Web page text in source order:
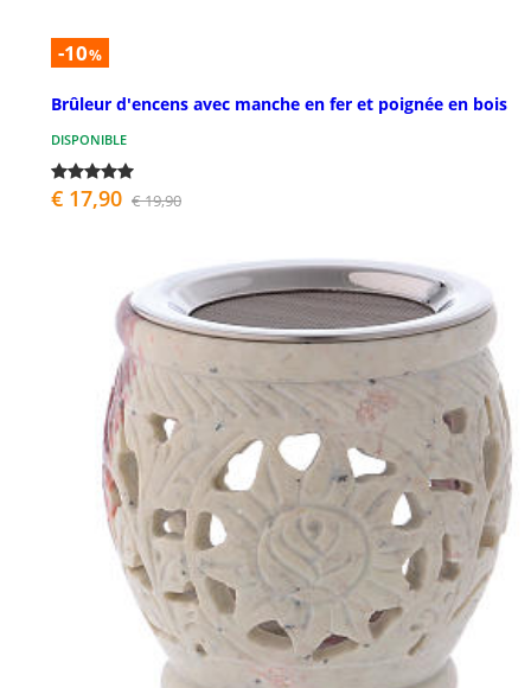
-10%
Brûleur d'encens avec manche en fer et poignée en bois
DISPONIBLE
€ 17,90 € 19,90